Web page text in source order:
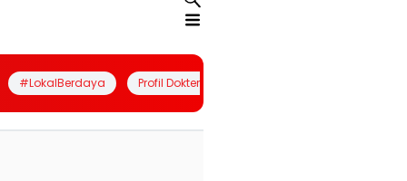
#LokalBerdaya Profil Dokter